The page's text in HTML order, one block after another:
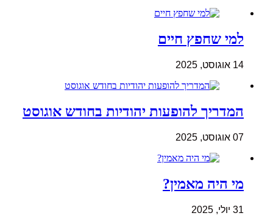
למי שחפץ חיים
14 אוגוסט, 2025
המדריך להופעות יהודיות בחודש אוגוסט
07 אוגוסט, 2025
מי היה מאמין?
31 יולי, 2025